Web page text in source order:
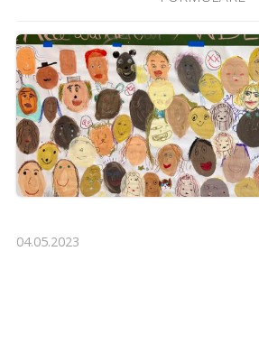
04.05.2023